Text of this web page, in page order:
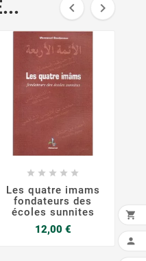
 
 


    
Les quatre imams
fondateurs des
écoles sunnites
12,00 €Prix

